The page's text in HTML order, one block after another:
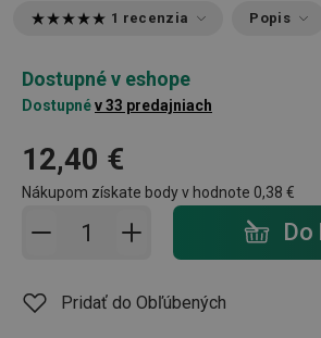
1 recenzia Popis
Dostupné v eshope
Dostupnév 33 predajniach
12,40 €
Nákupom získate body v hodnote 0,38 €
Pridať do košíka - počet Do
Pridať do Obľúbených